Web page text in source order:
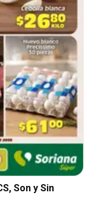
Son y Sin